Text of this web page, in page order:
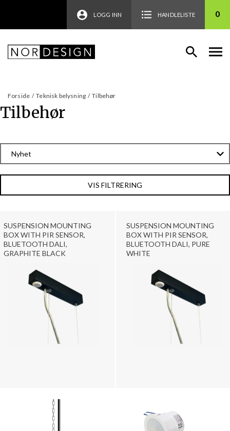
LOGG INN HANDLELISTE 0
Forside / Teknisk belysning / Tilbehør
Tilbehør
VIS FILTRERING
SUSPENSION MOUNTING
BOX WITH PIR SENSOR,
BLUETOOTH DALI,
GRAPHITE BLACK
SUSPENSION MOUNTING
BOX WITH PIR SENSOR,
BLUETOOTH DALI, PURE
WHITE